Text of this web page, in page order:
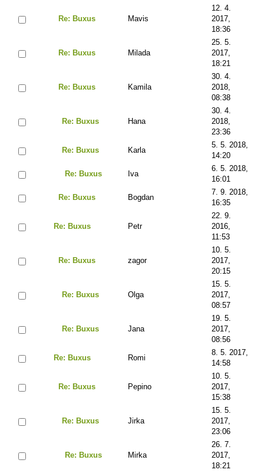
Re: Buxus Mavis
12. 4.
2017,
18:36
Re: Buxus Milada
25. 5.
2017,
18:21
Re: Buxus Kamila
30. 4.
2018,
08:38
Re: Buxus Hana
30. 4.
2018,
23:36
Re: Buxus Karla
5. 5. 2018,
14:20
Re: Buxus Iva
6. 5. 2018,
16:01
Re: Buxus Bogdan
7. 9. 2018,
16:35
Re: Buxus Petr
22. 9.
2016,
11:53
Re: Buxus zagor
10. 5.
2017,
20:15
Re: Buxus Olga
15. 5.
2017,
08:57
Re: Buxus Jana
19. 5.
2017,
08:56
Re: Buxus Romi
8. 5. 2017,
14:58
Re: Buxus Pepino
10. 5.
2017,
15:38
Re: Buxus Jirka
15. 5.
2017,
23:06
Re: Buxus Mirka
26. 7.
2017,
18:21